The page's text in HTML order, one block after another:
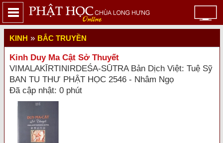
KINH » BẮC TRUYỀN
Kinh Duy Ma Cật Sở Thuyết
VIMALAKĪRTINIRDEŚA-SŪTRA Bản Dịch Việt: Tuệ Sỹ
BAN TU THƯ PHẬT HỌC 2546 - Nhâm Ngọ
Đã cập nhật: 0 phút